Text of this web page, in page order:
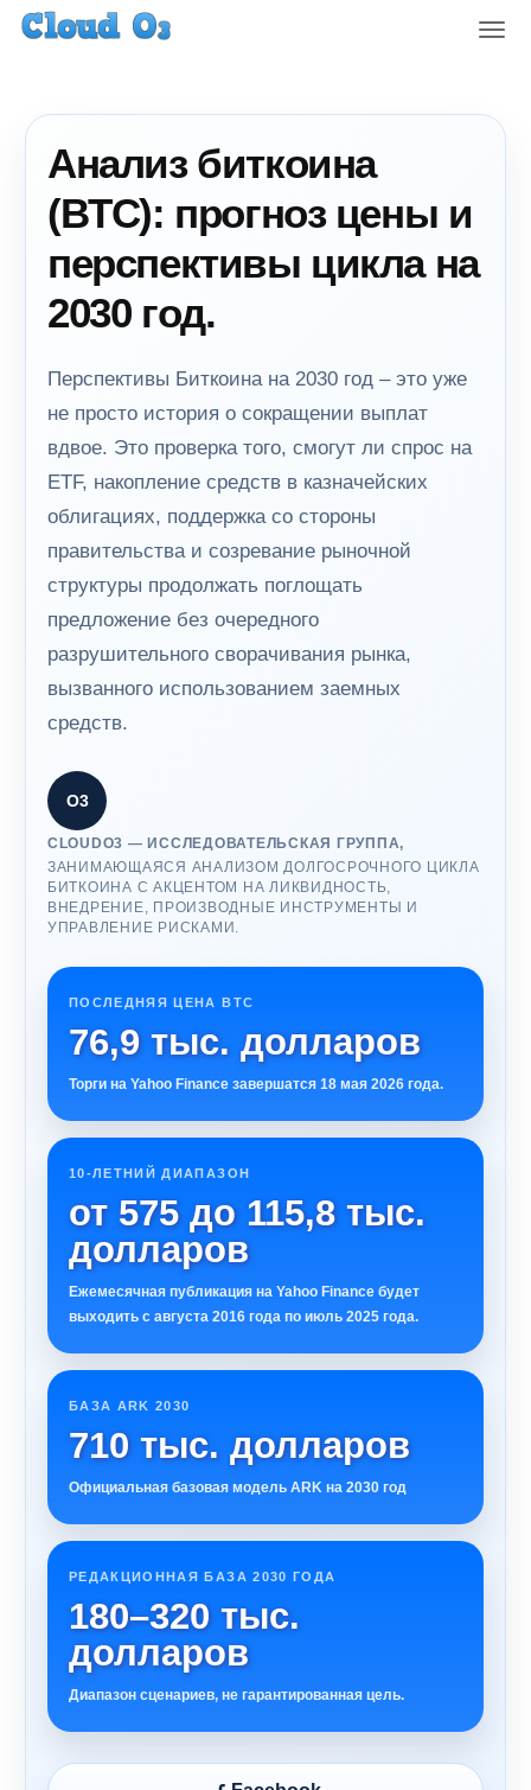
T
Анализ биткоина
(BTC): прогноз цены и
перспективы цикла на
2030 год.
Перспективы Биткоина на 2030 год – это уже
не просто история о сокращении выплат
вдвое. Это проверка того, смогут ли спрос на
ETF, накопление средств в казначейских
облигациях, поддержка со стороны
правительства и созревание рыночной
структуры продолжать поглощать
предложение без очередного
разрушительного сворачивания рынка,
вызванного использованием заемных
средств.
О3
CLOUDO3 — ИССЛЕДОВАТЕЛЬСКАЯ ГРУППА,
ЗАНИМАЮЩАЯСЯ АНАЛИЗОМ ДОЛГОСРОЧНОГО ЦИКЛА
БИТКОИНА С АКЦЕНТОМ НА ЛИКВИДНОСТЬ,
ВНЕДРЕНИЕ, ПРОИЗВОДНЫЕ ИНСТРУМЕНТЫ И
УПРАВЛЕНИЕ РИСКАМИ.
ПОСЛЕДНЯЯ ЦЕНА BTC
76,9 тыс. долларов
Торги на Yahoo Finance завершатся 18 мая 2026 года.
10-ЛЕТНИЙ ДИАПАЗОН
от 575 до 115,8 тыс.
долларов
Ежемесячная публикация на Yahoo Finance будет
выходить с августа 2016 года по июль 2025 года.
БАЗА ARK 2030
710 тыс. долларов
Официальная базовая модель ARK на 2030 год
РЕДАКЦИОННАЯ БАЗА 2030 ГОДА
180–320 тыс.
долларов
Диапазон сценариев, не гарантированная цель.